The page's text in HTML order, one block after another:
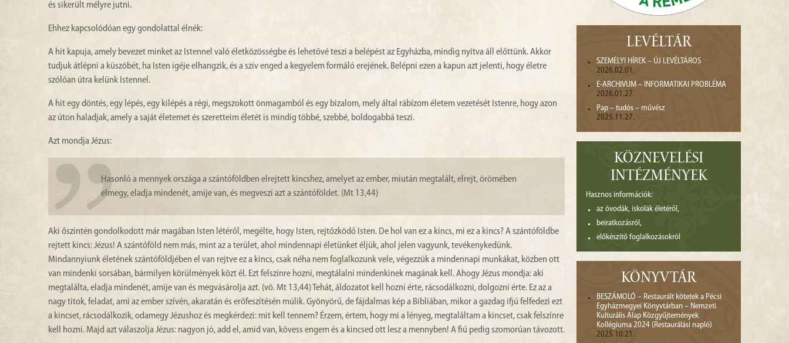
és sikerült mélyre jutni.
Ehhez kapcsolódóan egy gondolattal élnék:
A hit kapuja, amely bevezet minket az Istennel való életközösségbe és lehetővé teszi a belépést az Egyházba, mindig nyitva áll előttünk. Akkor
tudjuk átlépni a küszöbét, ha Isten igéje elhangzik, és a szív enged a kegyelem formáló erejének. Belépni ezen a kapun azt jelenti, hogy életre
szólóan útra kelünk Istennel.
A hit egy döntés, egy lépés, egy kilépés a régi, megszokott önmagamból és egy bizalom, mely által rábízom életem vezetését Istenre, hogy azon
az úton haladjak, amely a saját életemet és szeretteim életét is mindig többé, szebbé, boldogabbá teszi.
Azt mondja Jézus:
Hasonló a mennyek országa a szántóföldben elrejtett kincshez, amelyet az ember, miután megtalált, elrejt, örömében
elmegy, eladja mindenét, amije van, és megveszi azt a szántóföldet. (Mt 13,44)
Aki őszintén gondolkodott már magában Isten létéről, megélte, hogy Isten, rejtőzködő Isten. De hol van ez a kincs, mi ez a kincs? A szántóföldbe
rejtett kincs: Jézus! A szántóföld nem más, mint az a terület, ahol mindennapi életünket éljük, ahol jelen vagyunk, tevékenykedünk.
Mindannyiunk életének szántóföldjében el van rejtve ez a kincs, csak néha nem foglalkozunk vele, végezzük a mindennapi munkákat, közben ott
van mindenki sorsában, bármilyen körülmények közt él. Ezt felszínre hozni, megtálalni mindenkinek magának kell. Ahogy Jézus mondja: aki
megtalálta, eladja mindenét, amije van és megvásárolja azt. (vö. Mt 13,44) Tehát, áldozatot kell hozni érte, rácsodálkozni, dolgozni érte. Ez az a
nagy titok, feladat, ami az ember szívén, akaratán és erőfeszítésén múlik. Gyönyörű, de fájdalmas kép a Bibliában, mikor a gazdag ifjú felfedezi ezt
a kincset, rácsodálkozik, odamegy Jézushoz és megkérdezi: mit kell tennem? Érzem, értem, hogy mi a lényeg, megtaláltam a kincset, csak felszínre
kell hozni. Majd azt válaszolja Jézus: nagyon jó, add el, amid van, kövess engem és a kincsed ott lesz a mennyben! A fiú pedig szomorúan távozott.
LEVÉLTÁR
SZEMÉLYI HÍREK – ÚJ LEVÉLTÁROS
2026.02.01.
E-ARCHIVUM – INFORMATIKAI PROBLÉMA
2026.01.27.
Pap – tudós – művész
2025.11.27.
KÖZNEVELÉSI
INTÉZMÉNYEK
Hasznos információk:
az óvodák, iskolák életéről,
beiratkozásról,
előkészítő foglalkozásokról
KÖNYVTÁR
BESZÁMOLÓ – Restaurált kötetek a Pécsi
Egyházmegyei Könyvtárban – Nemzeti
Kulturális Alap Közgyűjtemények
Kollégiuma 2024 (Restaurálási napló)
2025.10.21.